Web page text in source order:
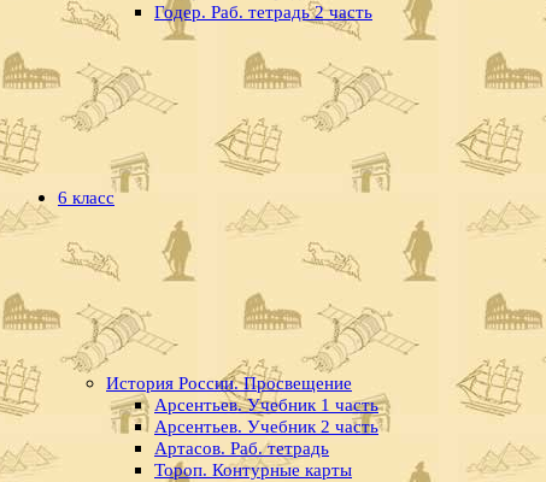
Годер. Раб. тетрадь 2 часть
6 класс
История России. Просвещение
Арсентьев. Учебник 1 часть
Арсентьев. Учебник 2 часть
Артасов. Раб. тетрадь
Тороп. Контурные карты